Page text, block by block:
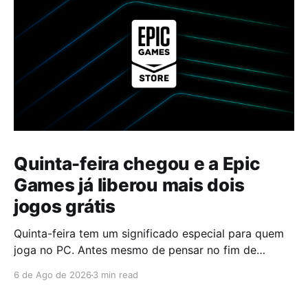
Quinta-feira chegou e a Epic
Games já liberou mais dois
jogos grátis
Quinta-feira tem um significado especial para quem
joga no PC. Antes mesmo de pensar no fim de
6 de Ago de 2026 3 min read